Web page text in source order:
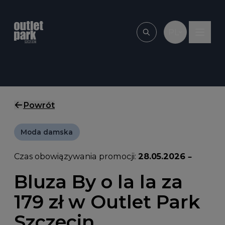
Wpisz, czego
Powrót
Moda damska
Czas obowiązywania promocji: 28.05.2026 –
Bluza By o la la za
179 zł w Outlet Park